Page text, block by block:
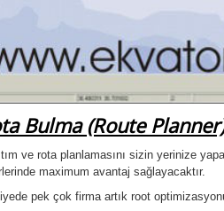
Bulma (Route Planner)
ve rota planlamasını sizin yerinize
maximum avantaj sağlayacaktır.
pek çok firma artık root